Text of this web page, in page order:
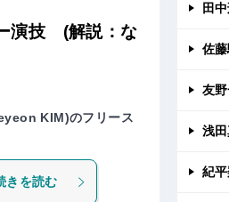
演技 (解説：な
KIM)のフリース
きを読む
田
佐
友
浅
紀